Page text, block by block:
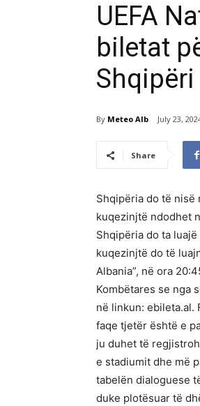
UEFA
biletat
By Meteo Alb July 23,
Share
Shqipëria do të nisë
kuqezinjtë ndodhet
Shqipëria do ta
kuqezinjtë do të
Albania”, në ora
Kombëtares se nga
në linkun: ebileta.al.
faqe tjetër është e
ju duhet të
e stadiumit dhe më
tabelën dialoguese
duke plotësuar të